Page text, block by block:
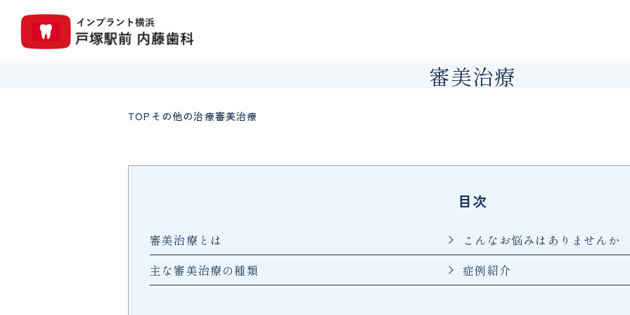
審美治療
TOP その他の治療審美治療
目次
審美治療とは
こんなお悩みはありませんか
主な審美治療の種類
症例紹介